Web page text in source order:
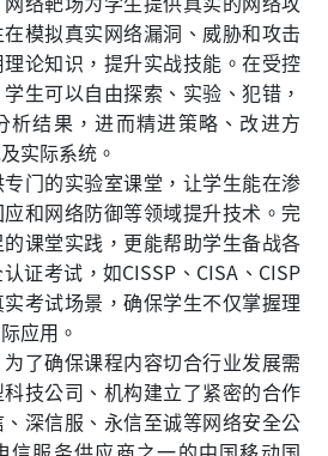
模拟真实网络漏洞、威胁和攻击
论知识，提升实战技能。在受控
生可以自由探索、实验、犯错，
析结果，进而精进策略、改进方
实际系统。
门的实验室课堂，让学生能在渗
和网络防御等领域提升技术。完
课堂实践，更能帮助学生备战各
证考试，如CISSP、CISA、CISP
考试场景，确保学生不仅掌握理
应用。
为了确保课程内容切合行业发展需
技公司、机构建立了紧密的合作
深信服、永信至诚等网络安全公